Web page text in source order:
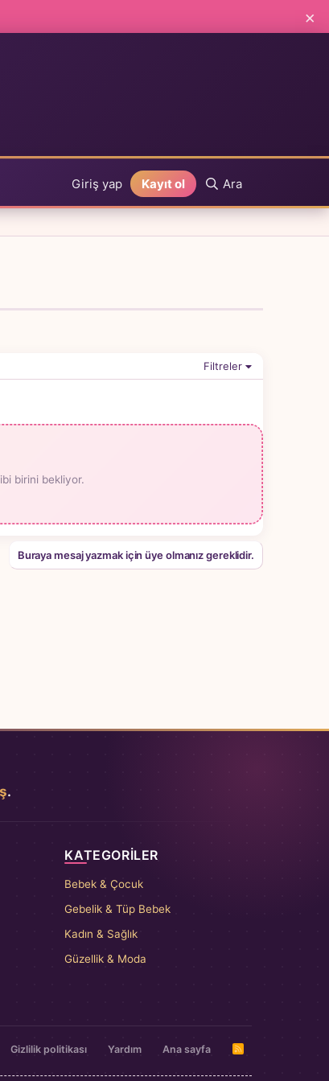
×
Giriş yap Kayıt ol Ara
Filtreler
birini bekliyor.
Buraya mesaj yazmak için üye olmanız gereklidir.
.
KATEGORILER
Bebek & Çocuk
Gebelik & Tüp Bebek
Kadın & Sağlık
Güzellik & Moda
Gizlilik politikası Yardım Ana sayfa
R